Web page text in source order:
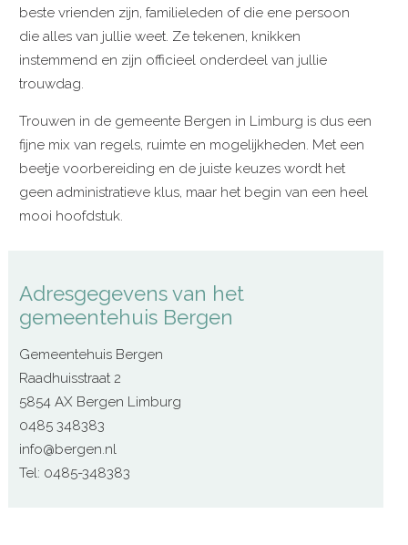
beste vrienden zijn, familieleden of die ene persoon
die alles van jullie weet. Ze tekenen, knikken
instemmend en zijn officieel onderdeel van jullie
trouwdag.
Trouwen in de gemeente Bergen in Limburg is dus een
fijne mix van regels, ruimte en mogelijkheden. Met een
beetje voorbereiding en de juiste keuzes wordt het
geen administratieve klus, maar het begin van een heel
mooi hoofdstuk.
Adresgegevens van het
gemeentehuis Bergen
Gemeentehuis Bergen
Raadhuisstraat 2
5854 AX Bergen Limburg
0485 348383
info@bergen.nl
Tel: 0485-348383